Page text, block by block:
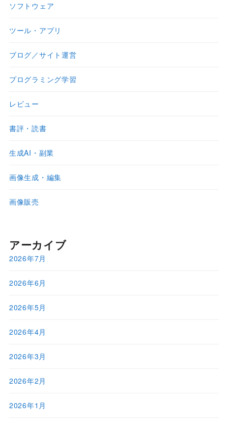
ソフトウェア
ツール・アプリ
ブログ／サイト運営
プログラミング学習
レビュー
書評・読書
生成AI・副業
画像生成・編集
画像販売
アーカイブ
2026年7月
2026年6月
2026年5月
2026年4月
2026年3月
2026年2月
2026年1月